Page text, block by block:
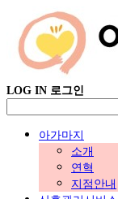
LOG IN 로그인
아가마지
소개
연혁
지점안내